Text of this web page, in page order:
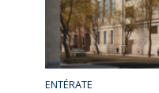
ENTÉRATE